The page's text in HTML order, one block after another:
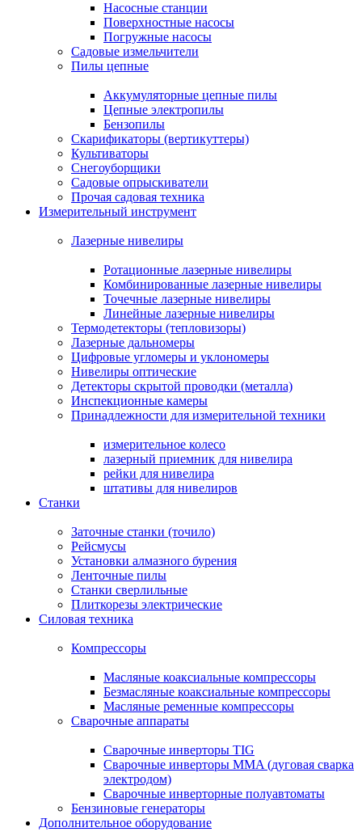
Насосные станции
Поверхностные насосы
Погружные насосы
Садовые измельчители
Пилы цепные
Аккумуляторные цепные пилы
Цепные электропилы
Бензопилы
Скарификаторы (вертикуттеры)
Культиваторы
Снегоуборщики
Садовые опрыскиватели
Прочая садовая техника
Измерительный инструмент
Лазерные нивелиры
Ротационные лазерные нивелиры
Комбинированные лазерные нивелиры
Точечные лазерные нивелиры
Линейные лазерные нивелиры
Термодетекторы (тепловизоры)
Лазерные дальномеры
Цифровые угломеры и уклономеры
Нивелиры оптические
Детекторы скрытой проводки (металла)
Инспекционные камеры
Принадлежности для измерительной техники
измерительное колесо
лазерный приемник для нивелира
рейки для нивелира
штативы для нивелиров
Станки
Заточные станки (точило)
Рейсмусы
Установки алмазного бурения
Ленточные пилы
Станки сверлильные
Плиткорезы электрические
Силовая техника
Компрессоры
Масляные коаксиальные компрессоры
Безмасляные коаксиальные компрессоры
Масляные ременные компрессоры
Сварочные аппараты
Сварочные инверторы TIG
Сварочные инверторы MMA (дуговая сварка
электродом)
Сварочные инверторные полуавтоматы
Бензиновые генераторы
Дополнительное оборудование